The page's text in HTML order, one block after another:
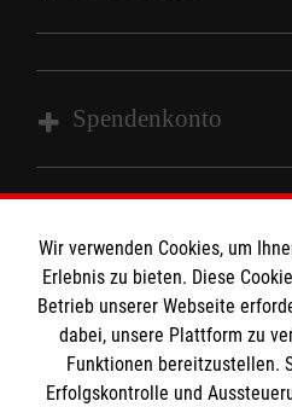
Malteser in Deutschland
Malteserorden
Spendenkonto
Empfänger: Malteser
Bank: Sparkasse
IBAN:
BLC: 68351557
Kontonummer:
So finden Sie uns
Gündenhausen 31
79650 Schopfheim
Der Malteser Hilfsdienst e.V.
gemeinnützige Organisation
Wir verwenden Cookies, um
Erlebnis zu bieten. Diese
Betrieb unserer Webseite
dabei, unsere Plattform zu
Funktionen bereitzustellen.
Erfolgskontrolle und